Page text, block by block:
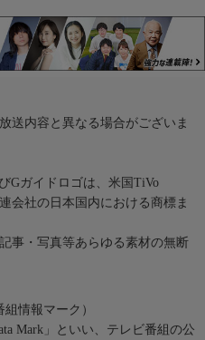
送内容と異なる場合がございま
Gガイドロゴは、米国TiVo
会社の日本国内における商標ま
事・写真等あらゆる素材の無断
情報マーク）
Mark」といい、テレビ番組の公